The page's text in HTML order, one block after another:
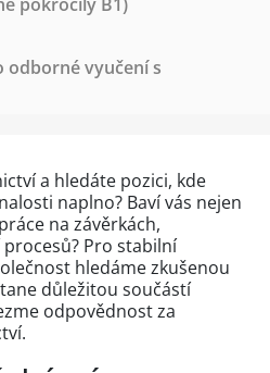
odborné vyučení s
a hledáte pozici, kde
naplno? Baví vás nejen
na závěrkách,
Pro stabilní
hledáme zkušenou
důležitou součástí
odpovědnost za